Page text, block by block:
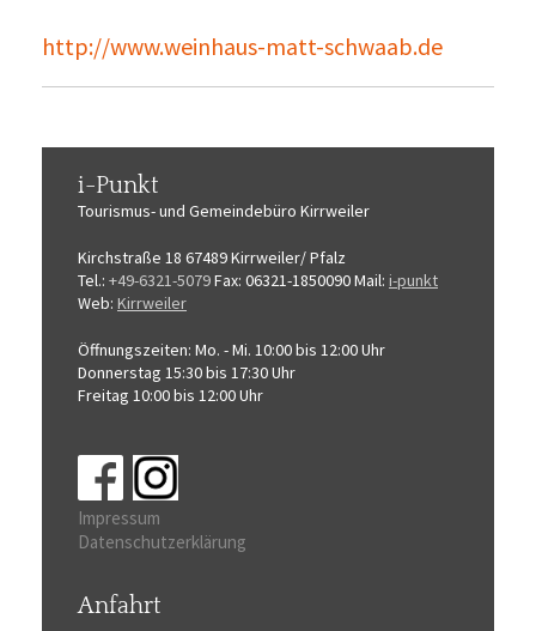
http://www.weinhaus-matt-schwaab.de
i-Punkt
Tourismus-und Gemeindebüro Kirrweiler
Kirchstraße 18 67489 Kirrweiler/ Pfalz
Tel.: +49-6321-5079Fax: 06321-1850090Mail: i-punkt
Web: Kirrweiler
Öffnungszeiten: Mo. - Mi. 10:00 bis 12:00 Uhr
Donnerstag 15:30 bis 17:30 Uhr
Freitag 10:00 bis 12:00 Uhr
Impressum
Datenschutzerklärung
Anfahrt